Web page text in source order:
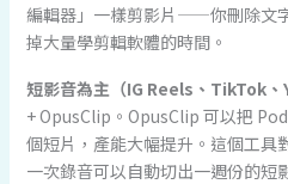
編輯器」一樣剪影片——你刪除文
掉大量學剪輯軟體的時間。
短影音為主（IG Reels、TikTok
+ OpusClip。OpusClip 可以把
個短片，產能大幅提升。這個工
一次錄音可以自動切出一週份的短